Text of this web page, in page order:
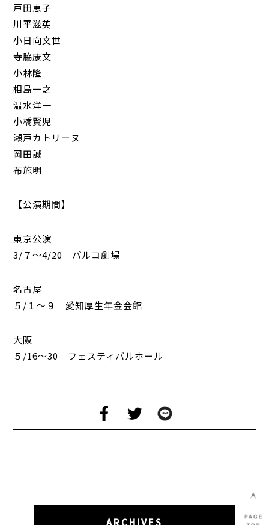
戸田恵子
川平滋英
小日向文世
寺脇康文
小林隆
相島一之
温水洋一
小橋賢児
瀬戸カトリーヌ
岡田誠
布施明
【公演期間】
東京公演
3/７〜4/20 パルコ劇場
名古屋
５/１〜９ 愛知厚生年金会館
大阪
５/16〜30 フェスティバルホール
ARCHIVES